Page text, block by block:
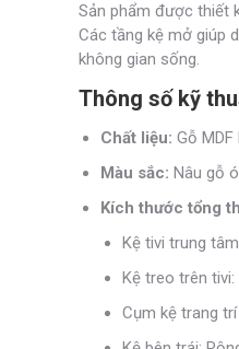
Sản phẩm được thiết
Các tầng kệ mở giúp
không gian sống.
Thông số kỹ
Chất liệu: Gỗ
Màu sắc: Nâu gỗ
Kích thước tổng
Kệ tivi trung
Kệ treo trên
Cụm kệ trang